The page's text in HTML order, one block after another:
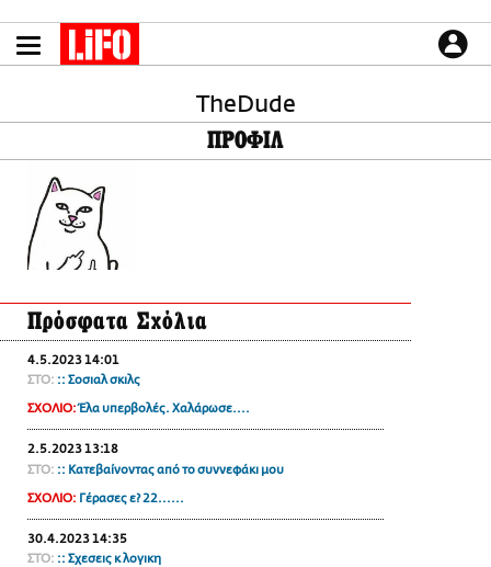
το
περιεχόμενο
LIFO SHOP
NEWSLETTER
ΜΙΚΡΟΠΡΑΓΜΑΤΑ
THE GOOD LIFO
LIFOLAND
CITY GUIDE
ΑΜΠΑ
PRINT
CULTURE
ΤΡΟΠΟΣ ΖΩΗΣ
PODCASTS
Plus
TheDude
ΠΡΟΦΙΛ
Πρόσφατα Σχόλια
4.5.2023 14:01
ΣΤΟ: :: Σοσιαλ σκιλς
ΣΧΟΛΙΟ: Έλα υπερβολές. Χαλάρωσε....
2.5.2023 13:18
ΣΤΟ: :: Κατεβαίνοντας από το συννεφάκι μου
ΣΧΟΛΙΟ: Γέρασες ε? 22......
30.4.2023 14:35
ΣΤΟ: :: Σχεσεις κ λογικη